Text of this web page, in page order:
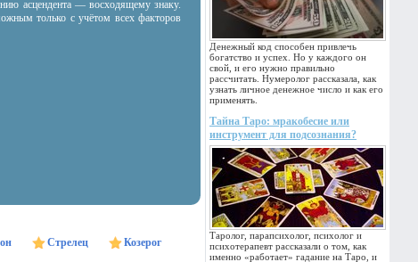
Денежный код способен привлечь
богатство и успех. Но у каждого он
свой, и его нужно правильно
рассчитать. Нумеролог рассказала, как
узнать личное денежное число и как его
применять.
Тайна Таро: мракобесие или
инструмент для подсознания?
Таролог, парапсихолог, психолог и
психотерапевт рассказали о том, как
именно «работает» гадание на Таро, и
асцендента — восходящему знаку.
только с учётом всех факторов
Стрелец
Козерог